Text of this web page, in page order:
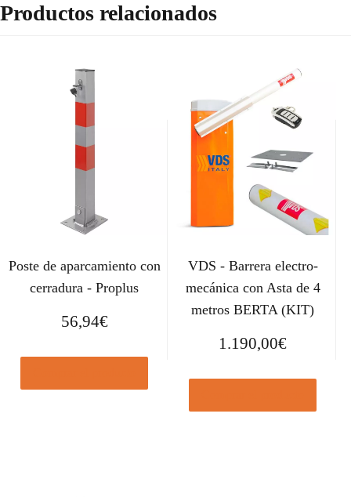
Productos relacionados
Poste de aparcamiento con
cerradura - Proplus
56,94€
VDS - Barrera electro-
mecánica con Asta de 4
metros BERTA (KIT)
1.190,00€